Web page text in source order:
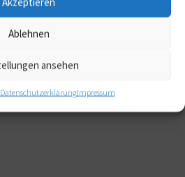
Ablehnen
ansehen
DatenschutzerklärungImpressum